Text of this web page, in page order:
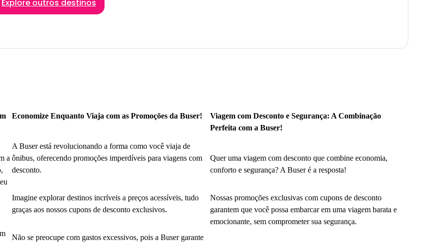
Explore outros destinos
a
Economize Enquanto Viaja com as Promoções da Buser!
A Buser está revolucionando a forma como você viaja de
ônibus, oferecendo promoções imperdíveis para viagens com
desconto.
Imagine explorar destinos incríveis a preços acessíveis, tudo
graças aos nossos cupons de desconto exclusivos.
Não se preocupe com gastos excessivos, pois a Buser garante
Viagem com Desconto e Segurança: A Combinação
Perfeita com a Buser!
Quer uma viagem com desconto que combine economia,
conforto e segurança? A Buser é a resposta!
Nossas promoções exclusivas com cupons de desconto
garantem que você possa embarcar em uma viagem barata e
emocionante, sem comprometer sua segurança.